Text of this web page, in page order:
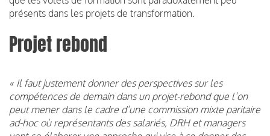
présents dans les projets de transformation.
Projet rebond
« Il faut justement donner des perspectives sur les
compétences de demain dans un projet-rebond que l’on
peut mener dans le cadre d’une commission mixte paritaire
ad-hoc où représentants des salariés, DRH et managers